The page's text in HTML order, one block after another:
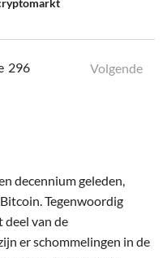
296 Volgende
decennium geleden,
Tegenwoordig
deel van de
er schommelingen in de